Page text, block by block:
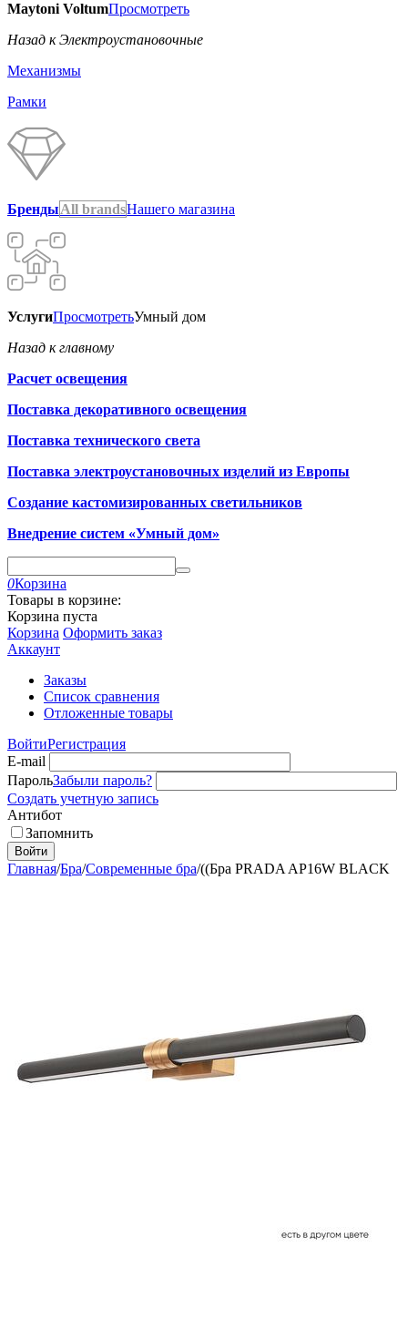
Maytoni VoltumПросмотреть
Назад к Электроустановочные
Механизмы
Рамки
БрендыAll brandsНашего магазина
УслугиПросмотретьУмный дом
Назад к главному
Расчет освещения
Поставка декоративного освещения
Поставка технического света
Поставка электроустановочных изделий из Европы
Создание кастомизированных светильников
Внедрение систем «Умный дом»
0Корзина
Товары в корзине:
Корзина пуста
Корзина Оформить заказ
Аккаунт
Заказы
Список сравнения
Отложенные товары
ВойтиРегистрация
E-mail
ПарольЗабыли пароль?
Создать учетную запись
Антибот
Запомнить
Войти
Главная/Бра/Современные бра/((Бра PRADA AP16W BLACK